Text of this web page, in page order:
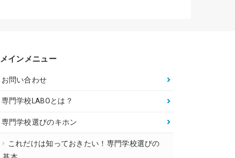
メインメニュー
お問い合わせ
専門学校LABOとは？
専門学校選びのキホン
これだけは知っておきたい！専門学校選びの